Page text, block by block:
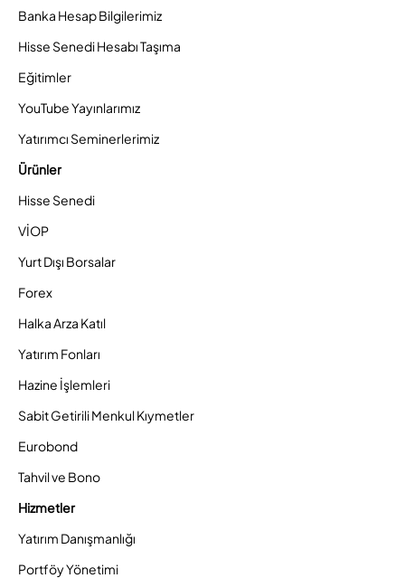
Banka Hesap Bilgilerimiz
Hisse Senedi Hesabı Taşıma
Eğitimler
YouTube Yayınlarımız
Yatırımcı Seminerlerimiz
Ürünler
Hisse Senedi
VİOP
Yurt Dışı Borsalar
Forex
Halka Arza Katıl
Yatırım Fonları
Hazine İşlemleri
Sabit Getirili Menkul Kıymetler
Eurobond
Tahvil ve Bono
Hizmetler
Yatırım Danışmanlığı
Portföy Yönetimi